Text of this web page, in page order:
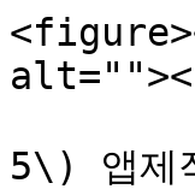
5\) 앱제